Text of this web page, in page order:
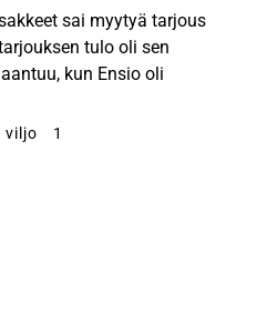
sai myytyä tarjous
tulo oli sen
kun Ensio oli
viljo 1